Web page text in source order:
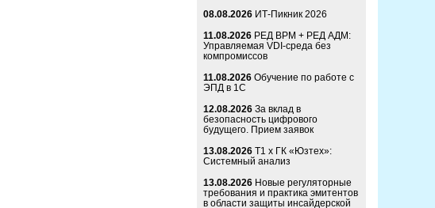
08.08.2026 ИТ-Пикник 2026
11.08.2026 РЕД ВРМ + РЕД АДМ:
Управляемая VDI-среда без
компромиссов
11.08.2026 Обучение по работе с
ЭПД в 1С
12.08.2026 За вклад в
безопасность цифрового
будущего. Прием заявок
13.08.2026 Т1 x ГК «Юзтех»:
Системный анализ
13.08.2026 Новые регуляторные
требования и практика эмитентов
в области защиты инсайдерской